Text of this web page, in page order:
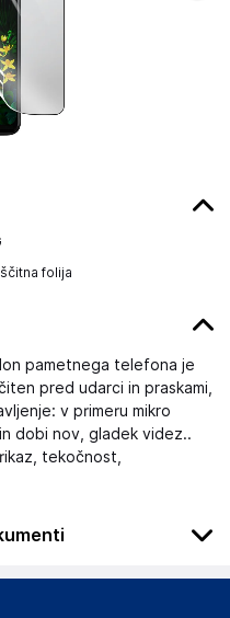
folija
pametnega telefona je
pred udarci in praskami,
v primeru mikro
dobi nov, gladek videz..
tekočnost,